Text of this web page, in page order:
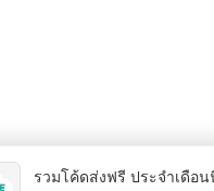
รวมโค้ดส่งฟรี ประจำเดือ